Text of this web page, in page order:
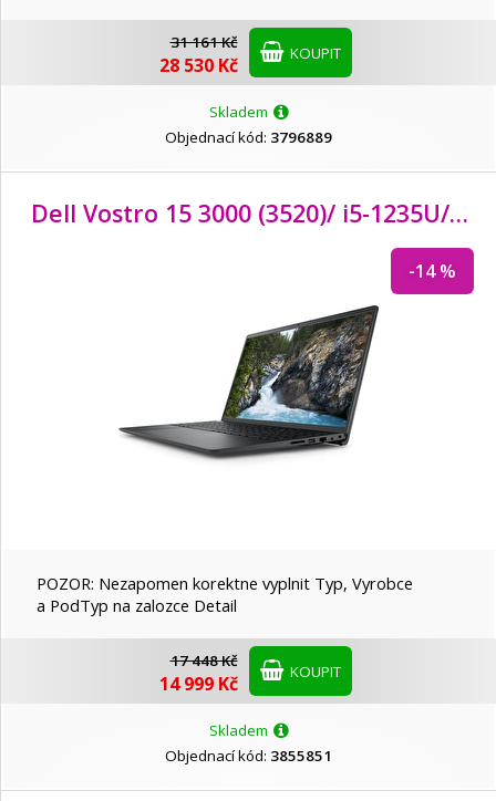
31 161 Kč
28 530 Kč KOUPIT
Skladem
Objednací kód: 3796889
Dell Vostro 15 3000 (3520)/ i5-1235U/ 8GB/ 512GB SSD/ 15.6" FHD/ Intel UHD/ FPR/ podsv.kl./ W11Pro/ 3Y PS on-site
-14 %
POZOR: Nezapomen korektne vyplnit Typ, Vyrobce
a PodTyp na zalozce Detail
17 448 Kč
14 999 Kč KOUPIT
Skladem
Objednací kód: 3855851